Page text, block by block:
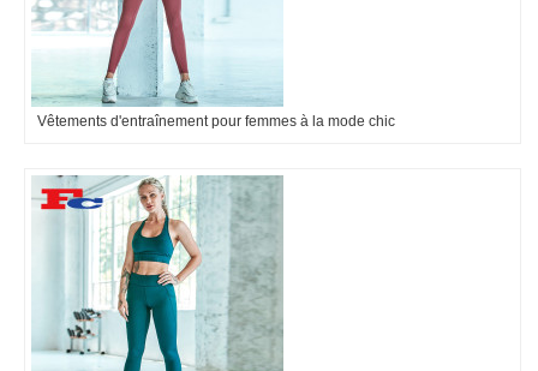
Vêtements d'entraînement pour femmes à la mode chic